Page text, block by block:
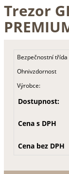
Trezor
Bezpečnostní třída
Ohnivzdornost
Výrobce:
Dostupnost:
Cena s DPH
Cena bez DPH